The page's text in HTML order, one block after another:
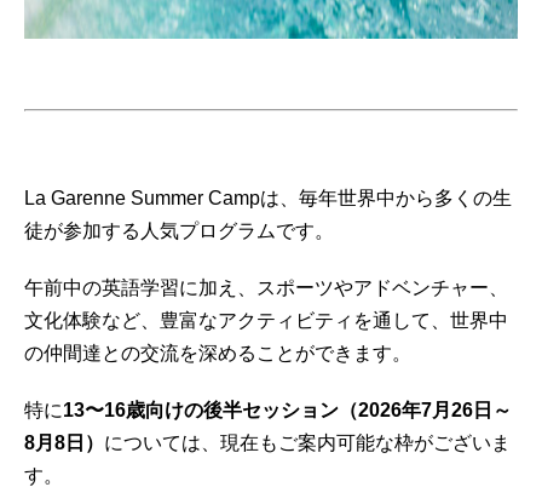
La Garenne Summer Campは、毎年世界中から多くの生
徒が参加する人気プログラムです。
午前中の英語学習に加え、スポーツやアドベンチャー、
文化体験など、豊富なアクティビティを通して、世界中
の仲間達との交流を深めることができます。
特に13〜16歳向けの後半セッション（2026年7月26日～
8月8日） については、現在もご案内可能な枠がございま
す。